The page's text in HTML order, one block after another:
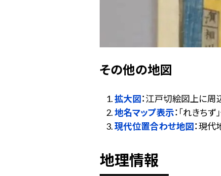
その他の地図
拡大図：江戸切絵図上に周
地名マップ表示：「れきち
現代位置合わせ地図：現
地理情報